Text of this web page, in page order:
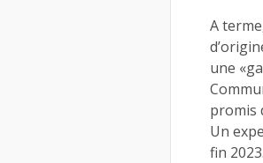
A
une
promis
Un
fin 2023.